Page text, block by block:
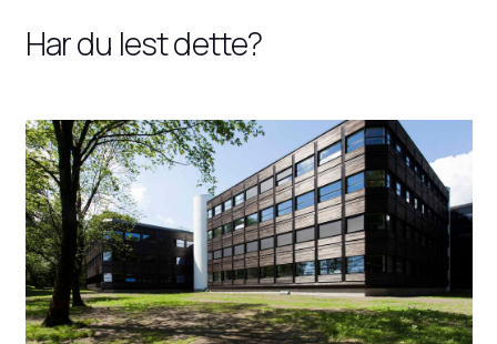
Har du lest dette?